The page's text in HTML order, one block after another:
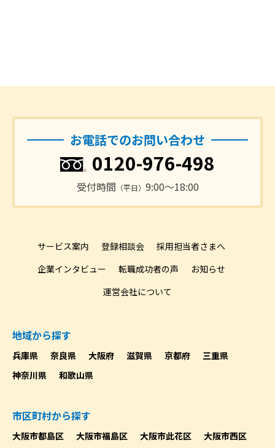
お電話でのお問い合わせ
0120-976-498
受付時間 （平日） 9:00〜18:00
サービス案内 登録相談会
採用担当者さまへ
企業インタビュー
転職成功者の声
お知らせ
運営会社について
地域から探す
兵庫県 奈良県 大阪府 滋賀県 京都府
三重県
神奈川県
和歌山県
市区町村から探す
大阪市都島区 大阪市福島区 大阪市此花区
大阪市西区